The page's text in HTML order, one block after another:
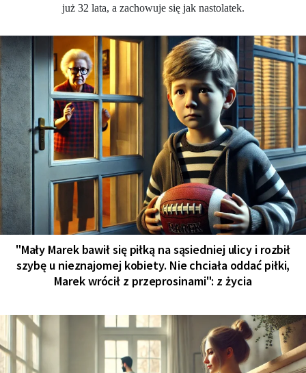
już 32 lata, a zachowuje się jak nastolatek.
"Mały Marek bawił się piłką na sąsiedniej ulicy i rozbił
szybę u nieznajomej kobiety. Nie chciała oddać piłki,
Marek wrócił z przeprosinami": z życia